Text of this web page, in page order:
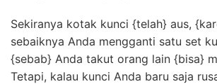
Sekiranya kotak kunci {telah} aus,
sebaiknya Anda mengganti satu set
{sebab} Anda takut orang lain {bisa}
Tetapi, kalau kunci Anda baru saja